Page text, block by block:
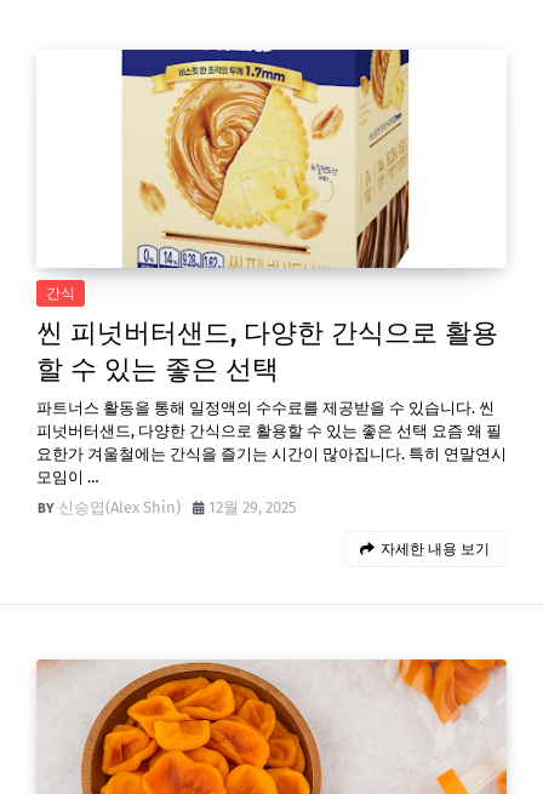
간식
씬 피넛버터샌드, 다양한 간식으로 활용
할 수 있는 좋은 선택
파트너스 활동을 통해 일정액의 수수료를 제공받을 수 있습니다. 씬
피넛버터샌드, 다양한 간식으로 활용할 수 있는 좋은 선택 요즘 왜 필
요한가 겨울철에는 간식을 즐기는 시간이 많아집니다. 특히 연말연시
모임이 …
신승엽(Alex Shin)
12월 29, 2025
자세한 내용 보기